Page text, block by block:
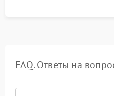
FAQ. Ответы на